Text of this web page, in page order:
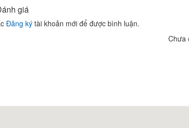
giá
Đăng ký tài khoản mới để được bình luận.
Chưa